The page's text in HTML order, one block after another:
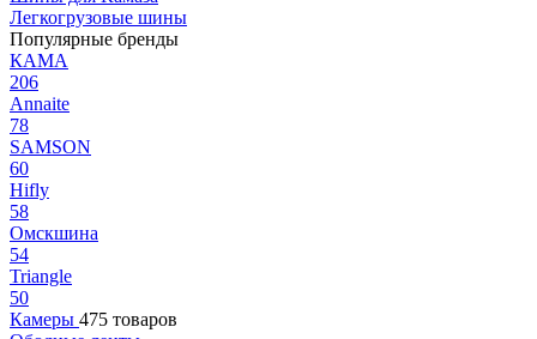
Легкогрузовые шины
Популярные бренды
КАМА
206
Annaite
78
SAMSON
60
Hifly
58
Омскшина
54
Triangle
50
Камеры 475 товаров